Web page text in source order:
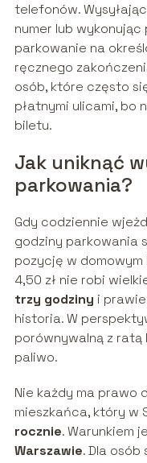
telefonów.
numer lub wykonując
parkowanie na
ręcznego
osób, które często
płatnymi ulicami, bo
biletu.
Jak uniknąć
parkowania?
Gdy codziennie
godziny parkowania
pozycję w
4,50 zł nie robi
trzy godziny i
historia. W
porównywalną z
paliwo.
Nie każdy ma prawo
mieszkańca, który w
rocznie. Warunkiem
Warszawie. Dla